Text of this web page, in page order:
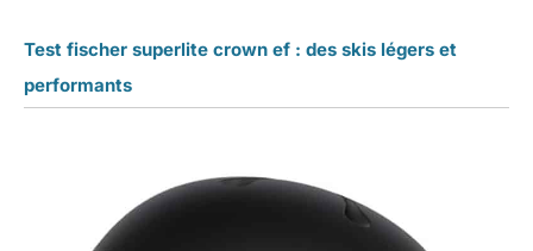
Test fischer superlite crown ef : des skis légers et
performants